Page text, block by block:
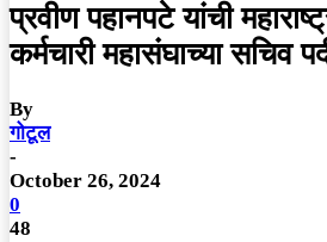
प्रवीण पहानपटे यांची
कर्मचारी महासंघाच्या सचिव
By
गोटूल
-
October 26, 2024
0
48